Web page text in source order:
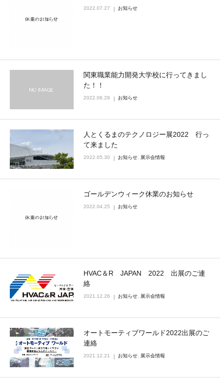
2022.07.27 お知らせ
関東職業能力開発大学校に行ってきまし
た！！
2022.06.29 お知らせ
人とくるまのテクノロジー展2022 行っ
て来ました
2022.05.30 お知らせ, 展示会情報
ゴールデンウィーク休業のお知らせ
2022.04.25 お知らせ
HVAC＆R JAPAN 2022 出展のご連
絡
2021.12.26 お知らせ 展示会情報
オートモーティブワールド2022出展のご
連絡
2021.12.21 お知らせ 展示会情報